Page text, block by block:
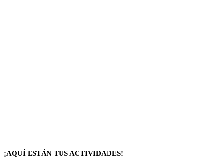
¡AQUÍ ESTÁN TUS ACTIVIDADES!